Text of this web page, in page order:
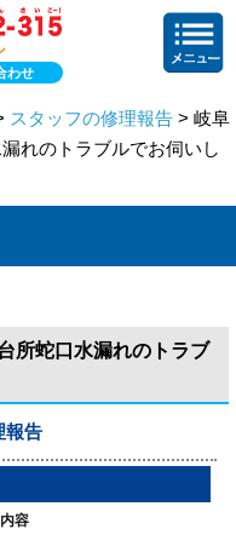
わせ
スタッフの修理報告 > 岐阜
れのトラブルでお伺いし
所蛇口水漏れのトラブ
報告
容